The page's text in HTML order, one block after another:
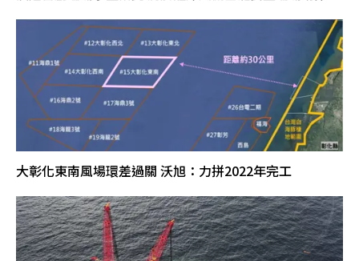
大彰化東南風場環差過關 沃旭：力拼2022年完工